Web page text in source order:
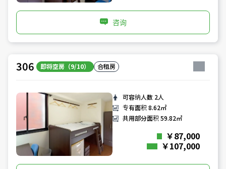
咨询
306 即将空房（9/10） 合租房
可容纳人数 2人
专有面积8.62㎡
共用部分面积59.82㎡
￥87,000
￥107,000